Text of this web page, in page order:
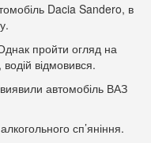
Dacia Sandero, в
пройти огляд на
відмовився.
автомобіль ВАЗ
сп’яніння.